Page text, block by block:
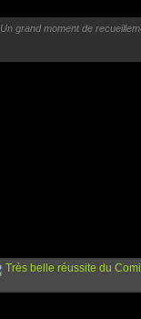
Un grand moment de